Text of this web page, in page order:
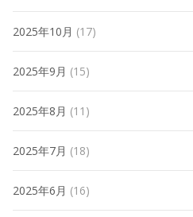
2025年10月 (17)
2025年9月 (15)
2025年8月 (11)
2025年7月 (18)
2025年6月 (16)